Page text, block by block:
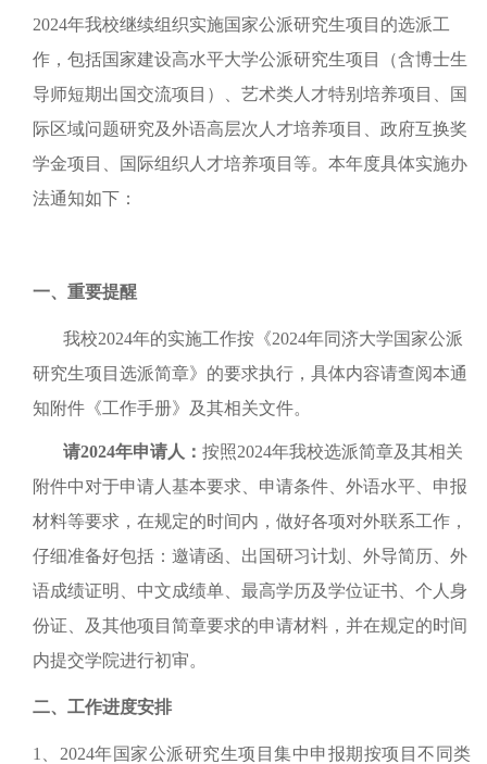
2024年我校继续组织实施国家公派研究生项目的选派工
作，包括国家建设高水平大学公派研究生项目（含博士生
导师短期出国交流项目）、艺术类人才特别培养项目、国
际区域问题研究及外语高层次人才培养项目、政府互换奖
学金项目、国际组织人才培养项目等。本年度具体实施办
法通知如下：
一、重要提醒
我校2024年的实施工作按《2024年同济大学国家公派
研究生项目选派简章》的要求执行，具体内容请查阅本通
知附件《工作手册》及其相关文件。
请2024年申请人： 按照2024年我校选派简章及其相关
附件中对于申请人基本要求、申请条件、外语水平、申报
材料等要求，在规定的时间内，做好各项对外联系工作，
仔细准备好包括：邀请函、出国研习计划、外导简历、外
语成绩证明、中文成绩单、最高学历及学位证书、个人身
份证、及其他项目简章要求的申请材料，并在规定的时间
内提交学院进行初审。
二、工作进度安排
1、2024年国家公派研究生项目集中申报期按项目不同类